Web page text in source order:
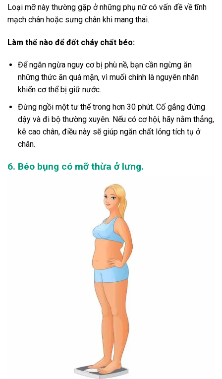
Loại mỡ này thường gặp ở những phụ nữ có vấn đề về tĩnh
mạch chân hoặc sưng chân khi mang thai.
Làm thế nào để đốt cháy chất béo:
Để ngăn ngừa nguy cơ bị phù nề, bạn cần ngừng ăn
những thức ăn quá mặn, vì muối chính là nguyên nhân
khiến cơ thể bị giữ nước.
Đừng ngồi một tư thế trong hơn 30 phút. Cố gắng đứng
dậy và đi bộ thường xuyên. Nếu có cơ hội, hãy nằm thẳng,
kê cao chân, điều này sẽ giúp ngăn chất lỏng tích tụ ở
chân.
6. Béo bụng có mỡ thừa ở lưng.